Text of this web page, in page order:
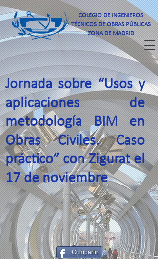
COLEGIO DE INGENIEROS
TÉCNICOS DE OBRAS PÚBLICAS
ZONA DE MADRID
Jornada sobre “Usos y
aplicaciones de
metodología BIM en
Obras Civiles. Caso
práctico” con Zigurat el
17 de noviembre
Compartir